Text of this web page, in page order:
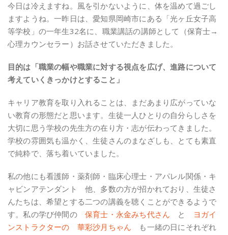
今日は冷えますね。風を引かないように、体を温めて過ごし
ますようね。一昨日は、愛知県岡崎市にある「光ヶ丘女子高
等学校」の一年生32名に、職業講話の講師として（保育士→
心理カウンセラー）お話させていただきました。
目的は「職業の幅や職業に対する視点を広げ、進路について
考えていくきっかけとすること」
キャリア教育を取り入れることは、まだあまり広がっていな
い教育の形態だと思います。生徒一人ひとりの自分らしさを
大切に思う学校の先生方の在り方・志が伝わってきました。
学校の雰囲気も温かく、生徒さんのまなざしも、とても素直
で純粋で、落ち着いていました。
私の他にも看護師・薬剤師・臨床心理士・アパレル関係・キ
ャビンアテンダント 他、多数の方が招かれており、生徒さ
んたちは、希望とする二つの講義を聴くことができるようで
す。私の学び仲間の保育士・永金みち代さん と
ヨガイ
ンストラクターの 華彩沙月ちゃん も一緒の日にそれぞれ